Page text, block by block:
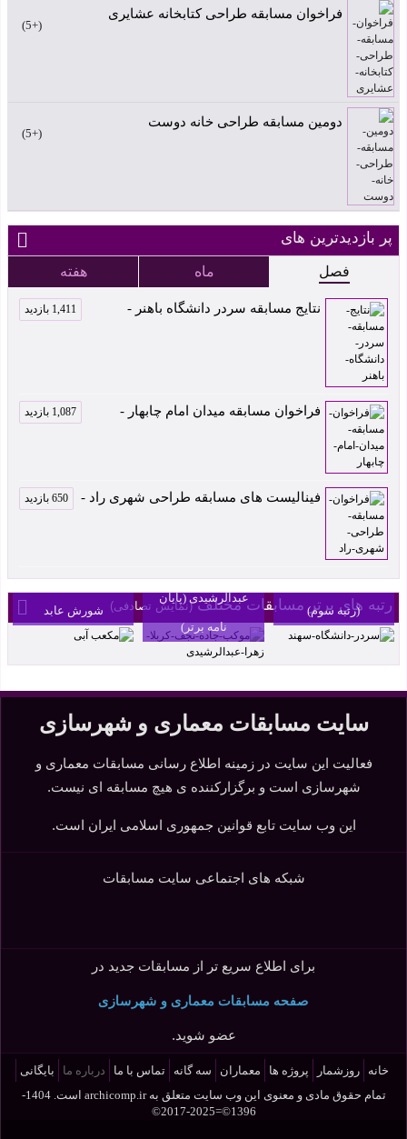
فراخوان مسابقه طراحی کتابخانه عشایری
+5
دومین مسابقه طراحی خانه دوست
+5
پر بازدیدترین های
فصل ماه هفته
نتایج مسابقه سردر دانشگاه باهنر - 1,411 بازدید
فراخوان مسابقه میدان امام چابهار - 1,087 بازدید
فینالیست های مسابقه طراحی شهری راد - 650 بازدید
رتبه های برتر مسابقات مختلف(نمایش تصادفی)
سردر دانشگاه سهند
(رتبه سوم)
عبدالرشیدی (پایان
نامه برتر)
مکعب آبی اثر
شورش عابد
سایت مسابقات معماری و شهرسازی
فعالیت این سایت در زمینه اطلاع رسانی مسابقات معماری و
شهرسازی است و برگزارکننده ی هیچ مسابقه ای نیست.
این وب سایت تابع قوانین جمهوری اسلامی ایران است.
شبکه های اجتماعی سایت مسابقات
برای اطلاع سریع تر از مسابقات جدید در
صفحه مسابقات معماری و شهرسازی
عضو شوید.
خانه روزشمار پروژه ها معماران سه گانه تماس با ما درباره ما
بایگانی
تمام حقوق مادی و معنوی این وب سایت متعلق بهarchicomp.ir
است. 1404-
1396©=2025-2017©